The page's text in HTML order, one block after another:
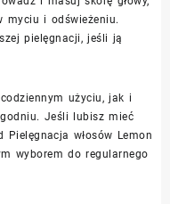
myciu i odświeżeniu.
pielęgnacji, jeśli ją
użyciu, jak i
Jeśli lubisz mieć
Pielęgnacja włosów Lemon
wyborem do regularnego